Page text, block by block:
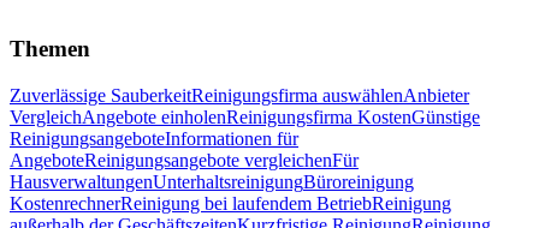
Themen
Zuverlässige SauberkeitReinigungsfirma auswählenAnbieter
VergleichAngebote einholenReinigungsfirma KostenGünstige
ReinigungsangeboteInformationen für
AngeboteReinigungsangebote vergleichenFür
HausverwaltungenUnterhaltsreinigungBüroreinigung
KostenrechnerReinigung bei laufendem BetriebReinigung